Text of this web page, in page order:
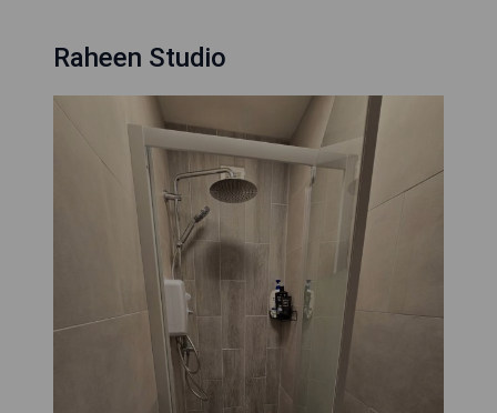
Raheen Studio